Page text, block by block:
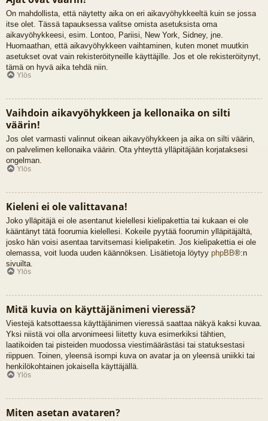
On mahdollista, että näytetty aika on eri aikavyöhykkeeltä kuin se jossa
itse olet. Tässä tapauksessa valitse omista asetuksista oma
aikavyöhykkeesi, esim. Lontoo, Pariisi, New York, Sidney, jne.
Huomaathan, että aikavyöhykkeen vaihtaminen, kuten monet muutkin
asetukset ovat vain rekisteröityneille käyttäjille. Jos et ole rekisteröitynyt,
tämä on hyvä aika tehdä niin.
Ylös
Vaihdoin aikavyöhykkeen ja kellonaika on silti
väärin!
Jos olet varmasti valinnut oikean aikavyöhykkeen ja aika on silti väärin,
on palvelimen kellonaika väärin. Ota yhteyttä ylläpitäjään korjataksesi
ongelman.
Ylös
Kieleni ei ole valittavana!
Joko ylläpitäjä ei ole asentanut kielellesi kielipakettia tai kukaan ei ole
kääntänyt tätä foorumia kielellesi. Kokeile pyytää foorumin ylläpitäjältä,
josko hän voisi asentaa tarvitsemasi kielipaketin. Jos kielipakettia ei ole
olemassa, voit luoda uuden käännöksen. Lisätietoja löytyy phpBB®:n
sivuilta.
Ylös
Mitä kuvia on käyttäjänimeni vieressä?
Viestejä katsottaessa käyttäjänimen vieressä saattaa näkyä kaksi kuvaa.
Yksi niistä voi olla arvonimeesi liitetty kuva esimerkiksi tähtien,
laatikoiden tai pisteiden muodossa viestimäärästäsi tai statuksestasi
riippuen. Toinen, yleensä isompi kuva on avatar ja on yleensä uniikki tai
henkilökohtainen jokaisella käyttäjällä.
Ylös
Miten asetan avataren?